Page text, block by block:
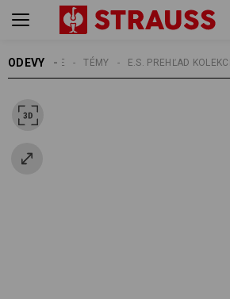
ODEVY E.S. PREHĽAD KOLEKCIÍ
TÉMY
PÁNSKE